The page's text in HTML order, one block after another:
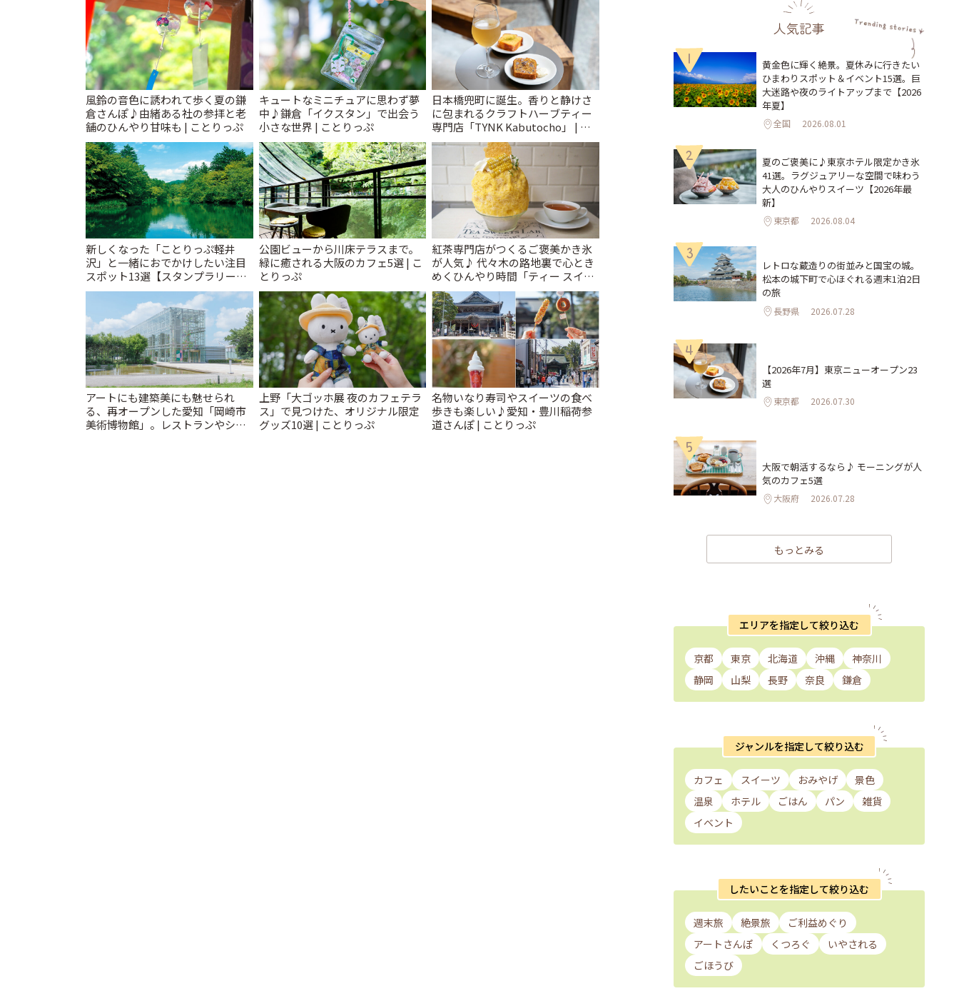
風鈴の音色に誘われて歩く夏の鎌
倉さんぽ♪由緒ある社の参拝と老
舗のひんやり甘味も | ことりっぷ
キュートなミニチュアに思わず夢
中♪鎌倉「イクスタン」で出会う
小さな世界 | ことりっぷ
日本橋兜町に誕生。香りと静けさ
に包まれるクラフトハーブティー
専門店「TYNK Kabutocho」 | こ
とりっぷ
新しくなった「ことりっぷ軽井
沢」と一緒におでかけしたい注目
スポット13選【スタンプラリー開
催中】 | ことりっぷ
公園ビューから川床テラスまで。
緑に癒される大阪のカフェ5選 | こ
とりっぷ
紅茶専門店がつくるご褒美かき氷
が人気♪ 代々木の路地裏で心とき
めくひんやり時間「ティー スイー
ツ ラボ コンテナート」 | ことりっ
ぷ
アートにも建築美にも魅せられ
る、再オープンした愛知「岡崎市
美術博物館」。レストランやショ
上野「大ゴッホ展 夜のカフェテラ
ス」で見つけた、オリジナル限定
グッズ10選 | ことりっぷ
名物いなり寿司やスイーツの食べ
歩きも楽しい♪愛知・豊川稲荷参
道さんぽ | ことりっぷ
人気記事
1
黄金色に輝く絶景。夏休みに行きたい
ひまわりスポット＆イベント15選。巨
大迷路や夜のライトアップまで【2026
年夏】
全国 2026.08.01
2
夏のご褒美に♪東京ホテル限定かき氷
41選。ラグジュアリーな空間で味わう
大人のひんやりスイーツ【2026年最
新】
東京都 2026.08.04
3
レトロな蔵造りの街並みと国宝の城。
松本の城下町で心ほぐれる週末1泊2日
の旅
長野県 2026.07.28
4
【2026年7月】東京ニューオープン23
選
東京都 2026.07.30
5
大阪で朝活するなら♪ モーニングが人
気のカフェ5選
大阪府 2026.07.28
もっとみる
エリアを指定して絞り込む
京都 東京 北海道 沖縄
神奈川
静岡
山梨 長野 奈良 鎌倉
ジャンルを指定して絞り込む
カフェ スイーツ おみやげ
景色
温泉
ホテル ごはん パン
雑貨
イベント
したいことを指定して絞り込む
週末旅 絶景旅
ご利益めぐり
アートさんぽ
くつろぐ
いやされる
ごほうび